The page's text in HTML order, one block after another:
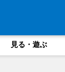
見る・遊ぶ